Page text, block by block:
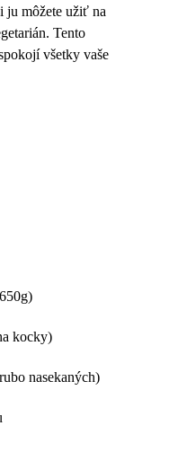
ju môžete užiť na
Tento
všetky vaše
kocky)
nasekaných)